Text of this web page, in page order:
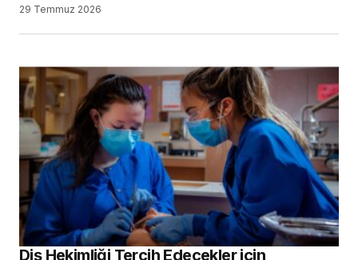
29 Temmuz 2026
Diş Hekimliği Tercih Edecekler için